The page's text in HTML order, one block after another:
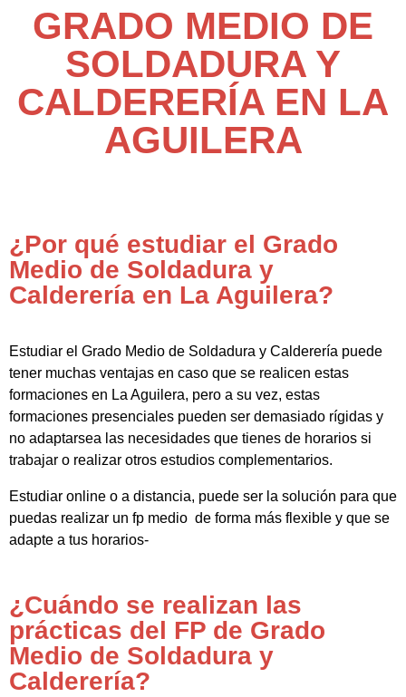
GRADO MEDIO DE
SOLDADURA Y
CALDERERÍA EN LA
AGUILERA
¿Por qué estudiar el Grado
Medio de Soldadura y
Calderería en La Aguilera?
Estudiar el Grado Medio de Soldadura y Calderería puede
tener muchas ventajas en caso que se realicen estas
formaciones en La Aguilera, pero a su vez, estas
formaciones presenciales pueden ser demasiado rígidas y
no adaptarsea las necesidades que tienes de horarios si
trabajar o realizar otros estudios complementarios.
Estudiar online o a distancia, puede ser la solución para que
puedas realizar un fp medio de forma más flexible y que se
adapte a tus horarios-
¿Cuándo se realizan las
prácticas del FP de Grado
Medio de Soldadura y
Calderería?